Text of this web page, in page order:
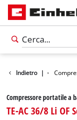
Indietro |
Accessori auto
Compressore portatile a
TE-AC 36/8 Li OF